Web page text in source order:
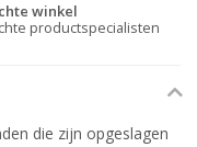
winkel
productspecialisten
die zijn opgeslagen